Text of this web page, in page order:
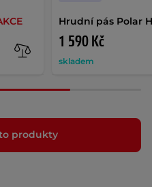
Hrudní pás Polar
1 590 Kč
skladem
produkty